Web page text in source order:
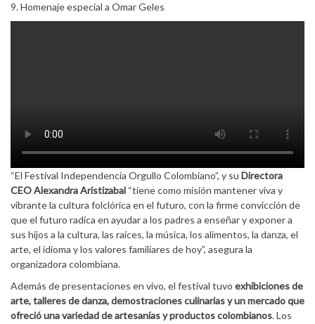
9. Homenaje especial a Omar Geles
“El Festival Independencia Orgullo Colombiano”, y su Directora
CEO Alexandra Aristizabal “tiene como misión mantener viva y
vibrante la cultura folclórica en el futuro, con la firme convicción de
que el futuro radica en ayudar a los padres a enseñar y exponer a
sus hijos a la cultura, las raíces, la música, los alimentos, la danza, el
arte, el idioma y los valores familiares de hoy”, asegura la
organizadora colombiana.
Además de presentaciones en vivo, el festival tuvo exhibiciones de
arte, talleres de danza, demostraciones culinarias y un mercado que
ofreció una variedad de artesanías y productos colombianos. Los